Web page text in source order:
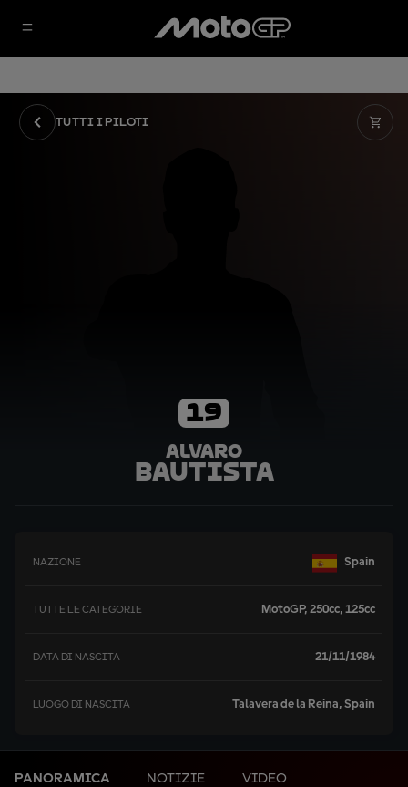
TUTTI I PILOTI
19
Alvaro
Bautista
NAZIONE Spain
TUTTE LE CATEGORIE MotoGP, 250cc, 125cc
DATA DI NASCITA 21/11/1984
LUOGO DI NASCITA Talavera de la Reina, Spain
PANORAMICA NOTIZIE VIDEO